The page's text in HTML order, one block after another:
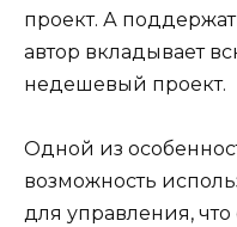
проект. А
автор вкладывает
недешевый проект.
Одной из
возможность
для управления,